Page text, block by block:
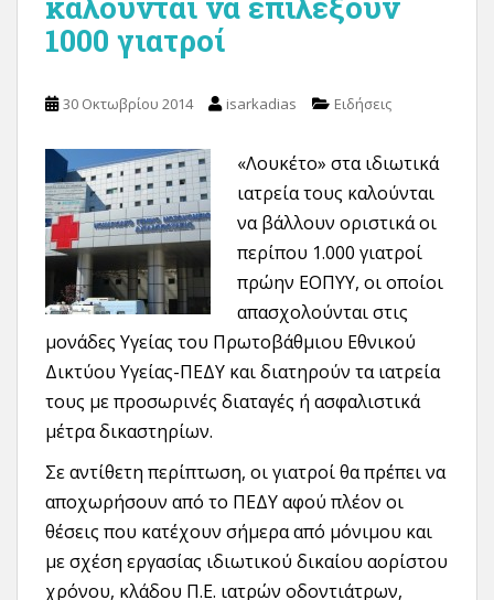
1000 γιατροί
30 Οκτωβρίου 2014 isarkadias Ειδήσεις
«Λουκέτο» στα ιδιωτικά
ιατρεία τους καλούνται
να βάλλουν οριστικά οι
περίπου 1.000 γιατροί
πρώην ΕΟΠΥΥ, οι οποίοι
απασχολούνται στις
μονάδες Υγείας του Πρωτοβάθμιου Εθνικού
Δικτύου Υγείας-ΠΕΔΥ και διατηρούν τα ιατρεία
τους με προσωρινές διαταγές ή ασφαλιστικά
μέτρα δικαστηρίων.
Σε αντίθετη περίπτωση, οι γιατροί θα πρέπει να
αποχωρήσουν από το ΠΕΔΥ αφού πλέον οι
θέσεις που κατέχουν σήμερα από μόνιμου και
με σχέση εργασίας ιδιωτικού δικαίου αορίστου
χρόνου, κλάδου Π.Ε. ιατρών οδοντιάτρων,